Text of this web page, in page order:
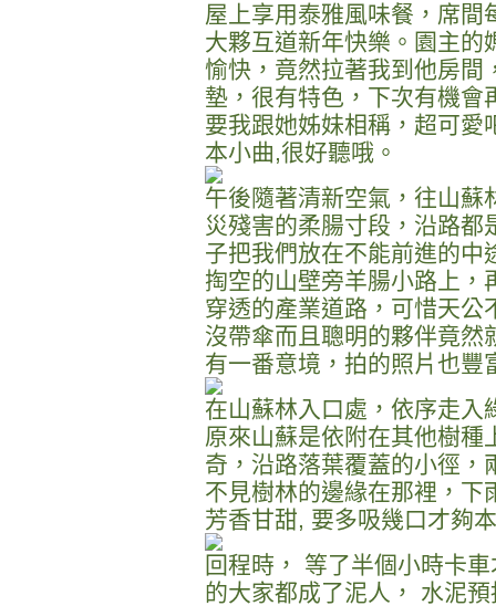
屋上享用泰雅風味餐，席
大夥互道新年快樂。園主的
愉快，竟然拉著我到他房間
墊，很有特色，下次有機會
要我跟她姊妹相稱，超可愛
本小曲,很好聽哦。
午後隨著清新空氣，往山蘇
災殘害的柔腸寸段，沿路都
子把我們放在不能前進的中
掏空的山壁旁羊腸小路上，
穿透的產業道路，可惜天公
沒帶傘而且聰明的夥伴竟然
有一番意境，拍的照片也豐
在山蘇林入口處，依序走入
原來山蘇是依附在其他樹種
奇，沿路落葉覆蓋的小徑，
不見樹林的邊緣在那裡，下
芳香甘甜, 要多吸幾口才夠
回程時， 等了半個小時卡
的大家都成了泥人， 水泥